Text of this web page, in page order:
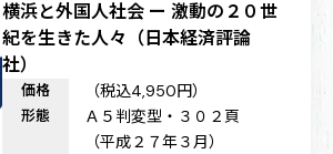
横浜と外国人社会 ー 激動の２０世
紀を生きた人々（日本経済評論
社）
価格 （税込4,950円）
形態
Ａ５判変型・３０２頁
（平成２７年３月）